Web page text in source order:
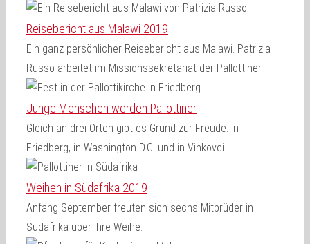
Reisebericht aus Malawi 2019
Ein ganz persönlicher Reisebericht aus Malawi. Patrizia
Russo arbeitet im Missionssekretariat der Pallottiner.
Junge Menschen werden Pallottiner
Gleich an drei Orten gibt es Grund zur Freude: in
Friedberg, in Washington D.C. und in Vinkovci.
Weihen in Südafrika 2019
Anfang September freuten sich sechs Mitbrüder in
Südafrika über ihre Weihe.